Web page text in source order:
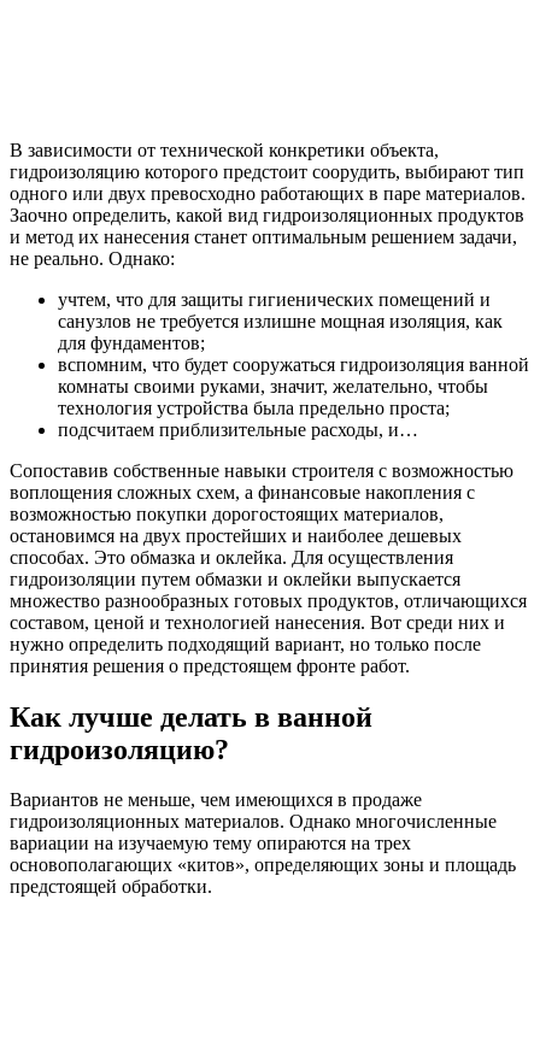
В зависимости от технической конкретики объекта,
гидроизоляцию которого предстоит соорудить, выбирают тип
одного или двух превосходно работающих в паре материалов.
Заочно определить, какой вид гидроизоляционных продуктов
и метод их нанесения станет оптимальным решением задачи,
не реально. Однако:
учтем, что для защиты гигиенических помещений и
санузлов не требуется излишне мощная изоляция, как
для фундаментов;
вспомним, что будет сооружаться гидроизоляция ванной
комнаты своими руками, значит, желательно, чтобы
технология устройства была предельно проста;
подсчитаем приблизительные расходы, и…
Сопоставив собственные навыки строителя с возможностью
воплощения сложных схем, а финансовые накопления с
возможностью покупки дорогостоящих материалов,
остановимся на двух простейших и наиболее дешевых
способах. Это обмазка и оклейка. Для осуществления
гидроизоляции путем обмазки и оклейки выпускается
множество разнообразных готовых продуктов, отличающихся
составом, ценой и технологией нанесения. Вот среди них и
нужно определить подходящий вариант, но только после
принятия решения о предстоящем фронте работ.
Как лучше делать в ванной
гидроизоляцию?
Вариантов не меньше, чем имеющихся в продаже
гидроизоляционных материалов. Однако многочисленные
вариации на изучаемую тему опираются на трех
основополагающих «китов», определяющих зоны и площадь
предстоящей обработки.